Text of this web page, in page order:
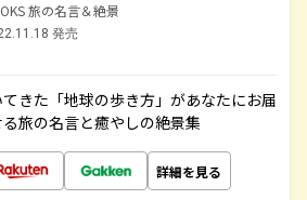
旅の名言＆絶景
発売
きた「地球の歩き方」があなたにお届
旅の名言と癒やしの絶景集
詳細を見る